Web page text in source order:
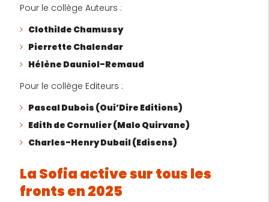
Pour le collège Auteurs :
Clothilde Chamussy
Pierrette Chalendar
Hélène Dauniol-Remaud
Pour le collège Editeurs :
Pascal Dubois (Oui’Dire Editions)
Edith de Cornulier (Malo Quirvane)
Charles-Henry Dubail (Edisens)
La Sofia active sur tous les
fronts en 2025